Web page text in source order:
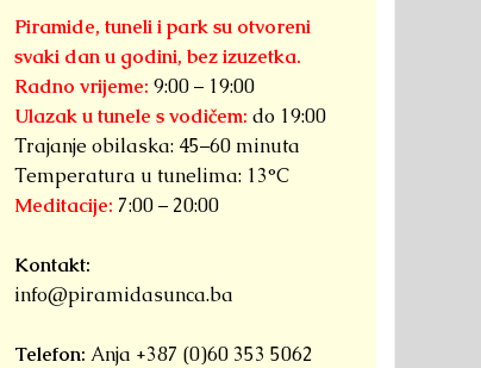
Piramide, tuneli i park su otvoreni
svaki dan u godini, bez izuzetka.
Radno vrijeme: 9:00 – 19:00
Ulazak u tunele s vodičem: do 19:00
Trajanje obilaska: 45–60 minuta
Temperatura u tunelima: 13°C
Meditacije: 7:00 – 20:00
Kontakt:
info@piramidasunca.ba
Telefon: Anja +387 (0)60 353 5062